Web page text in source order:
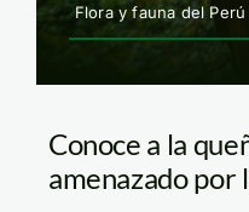
Flora y fauna del Perú
Conoce a la
amenazado por